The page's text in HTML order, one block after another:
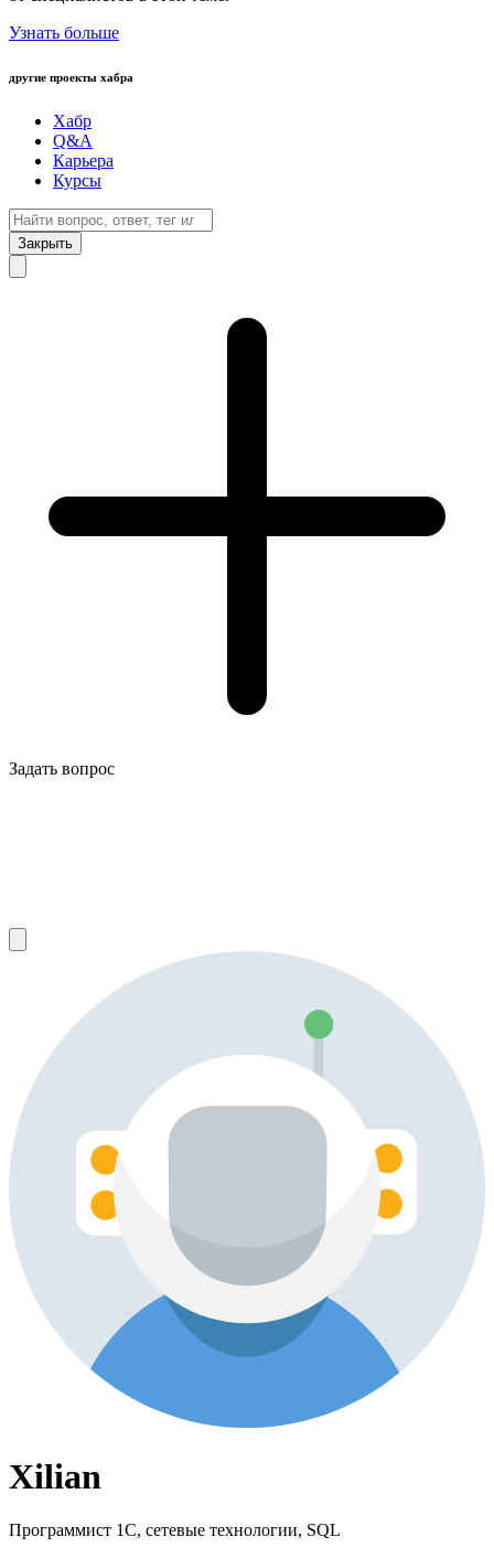
Узнать больше
другие проекты хабра
Хабр
Q&A
Карьера
Курсы
Закрыть
Задать вопрос
Xilian
Программист 1С, сетевые технологии, SQL